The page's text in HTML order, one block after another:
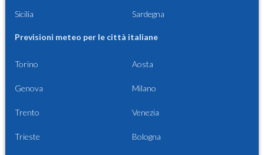
Sicilia Sardegna
Previsioni meteo per le città italiane
Torino Aosta
Genova Milano
Trento Venezia
Trieste Bologna